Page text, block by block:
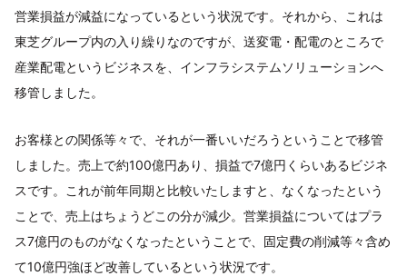
営業損益が減益になっているという状況です。それから、これは
東芝グループ内の入り繰りなのですが、送変電・配電のところで
産業配電というビジネスを、インフラシステムソリューションへ
移管しました。
お客様との関係等々で、それが一番いいだろうということで移管
しました。売上で約100億円あり、損益で7億円くらいあるビジネ
スです。これが前年同期と比較いたしますと、なくなったという
ことで、売上はちょうどこの分が減少。営業損益についてはプラ
ス7億円のものがなくなったということで、固定費の削減等々含め
て10億円強ほど改善しているという状況です。